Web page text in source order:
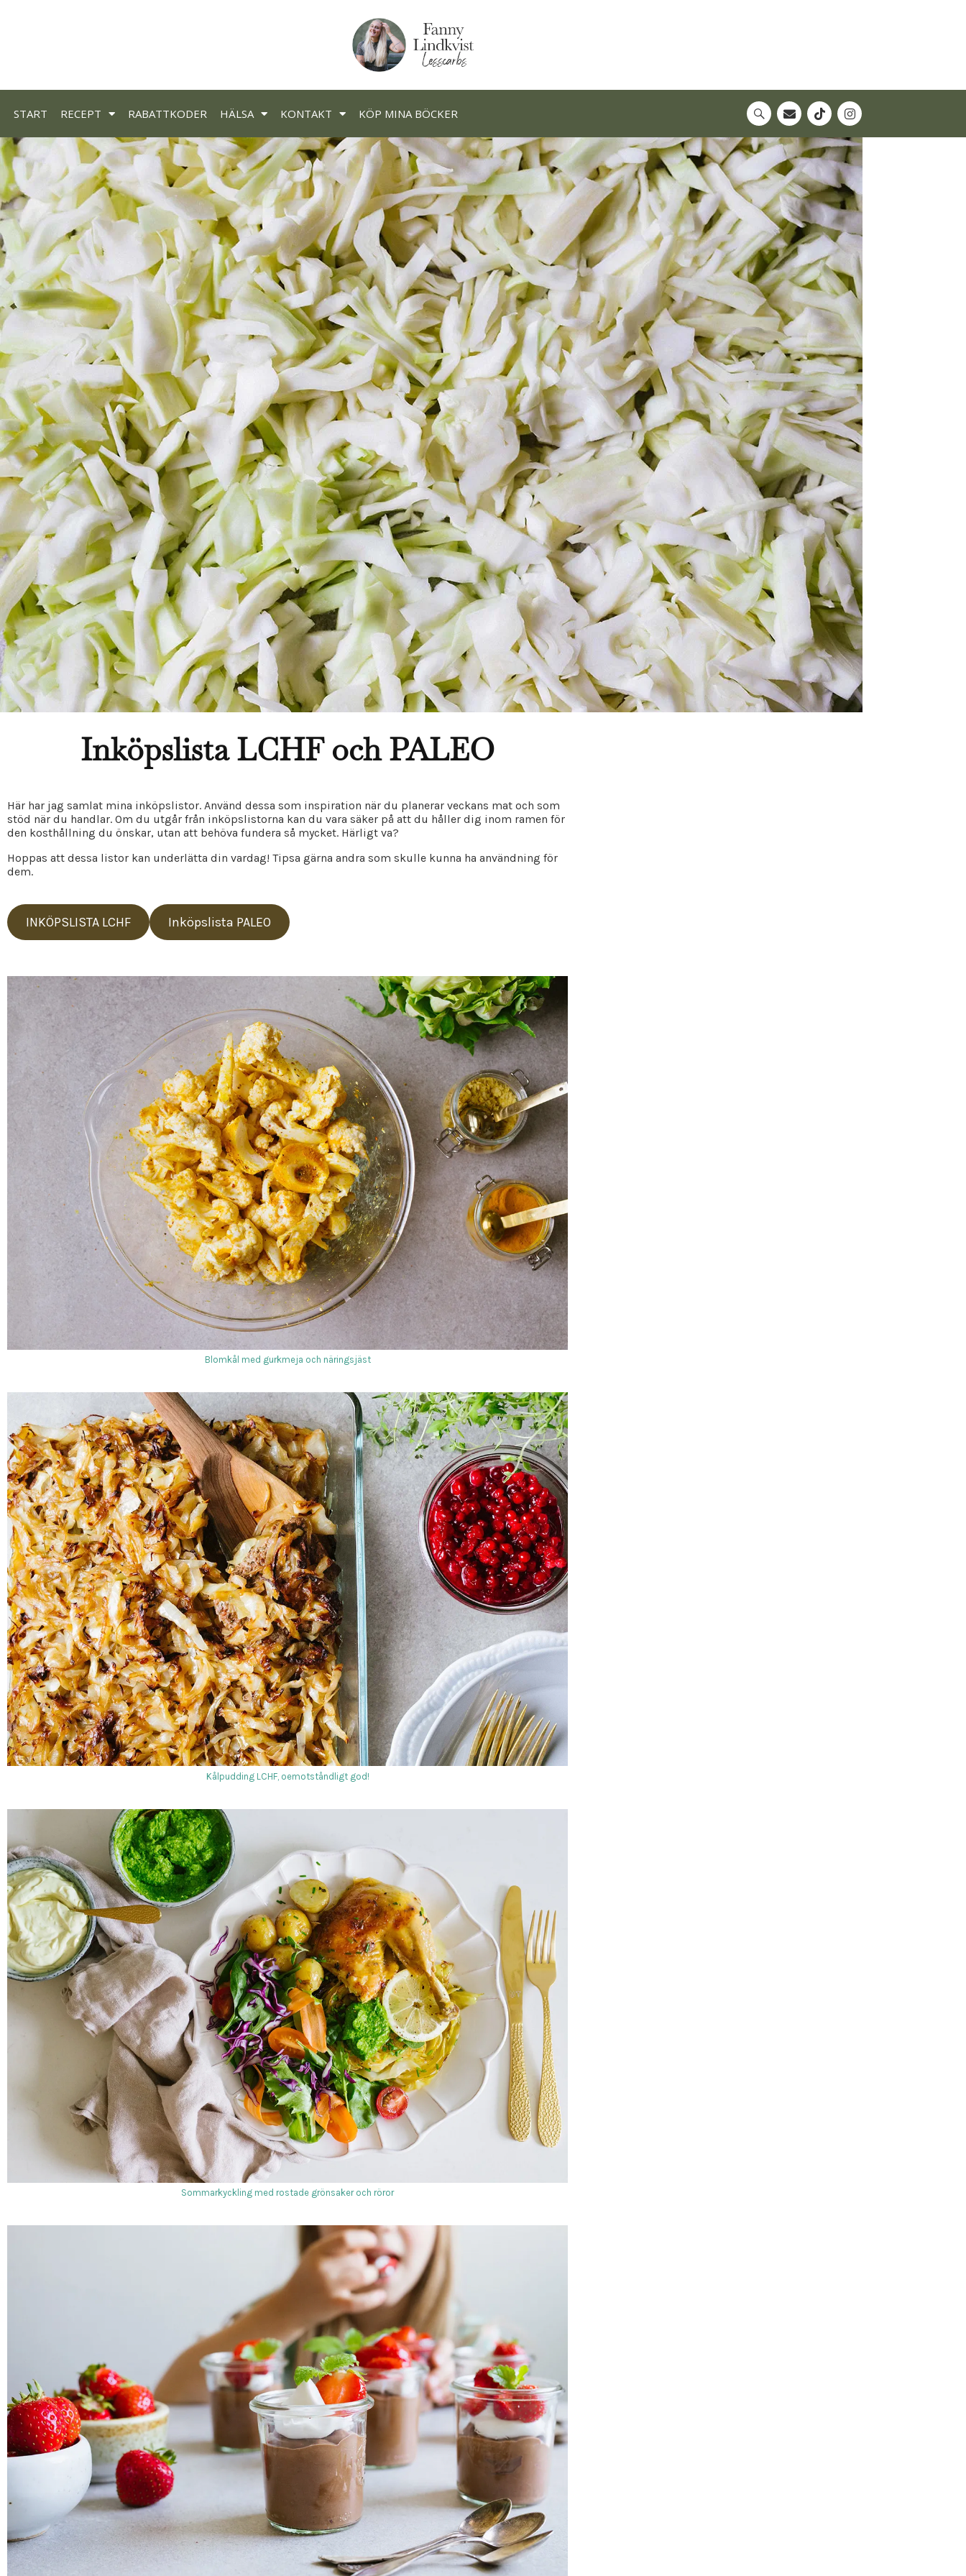
START RECEPT RABATTKODER HÄLSA KONTAKT KÖP MINA BÖCKER
Inköpslista LCHF och PALEO
Här har jag samlat mina inköpslistor. Använd dessa som inspiration när du planerar veckans mat och som
stöd när du handlar. Om du utgår från inköpslistorna kan du vara säker på att du håller dig inom ramen för
den kosthållning du önskar, utan att behöva fundera så mycket. Härligt va?
Hoppas att dessa listor kan underlätta din vardag! Tipsa gärna andra som skulle kunna ha användning för
dem.
INKÖPSLISTA LCHF Inköpslista PALEO
Blomkål med gurkmeja och näringsjäst
Kålpudding LCHF, oemotståndligt god!
Sommarkyckling med rostade grönsaker och röror